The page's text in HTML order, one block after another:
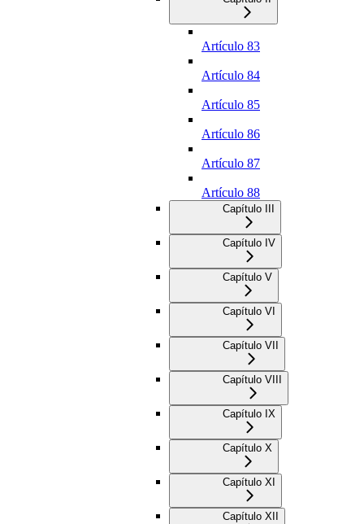
Artículo 83
Artículo 84
Artículo 85
Artículo 86
Artículo 87
Artículo 88
Capítulo III
Capítulo IV
Capítulo V
Capítulo VI
Capítulo VII
Capítulo VIII
Capítulo IX
Capítulo X
Capítulo XI
Capítulo XII